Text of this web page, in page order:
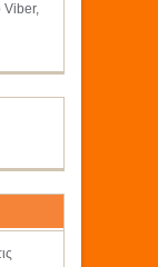
Viber,